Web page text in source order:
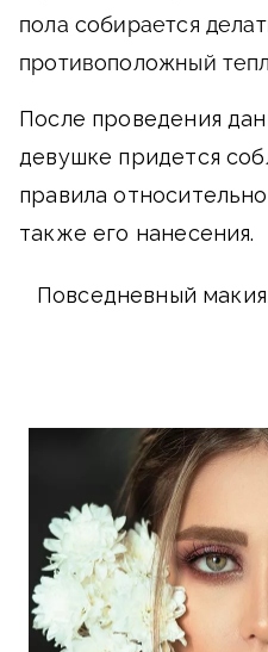
пола собирается
противоположный
После проведения
девушке придется
правила
также его нанесения.
Повседневный